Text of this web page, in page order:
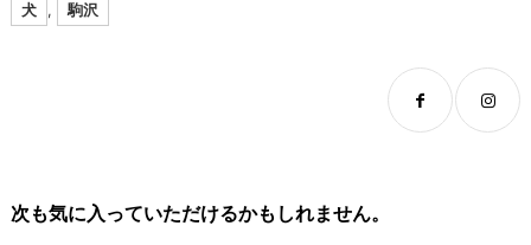
犬 , 駒沢
次も気に入っていただけるかもしれません。